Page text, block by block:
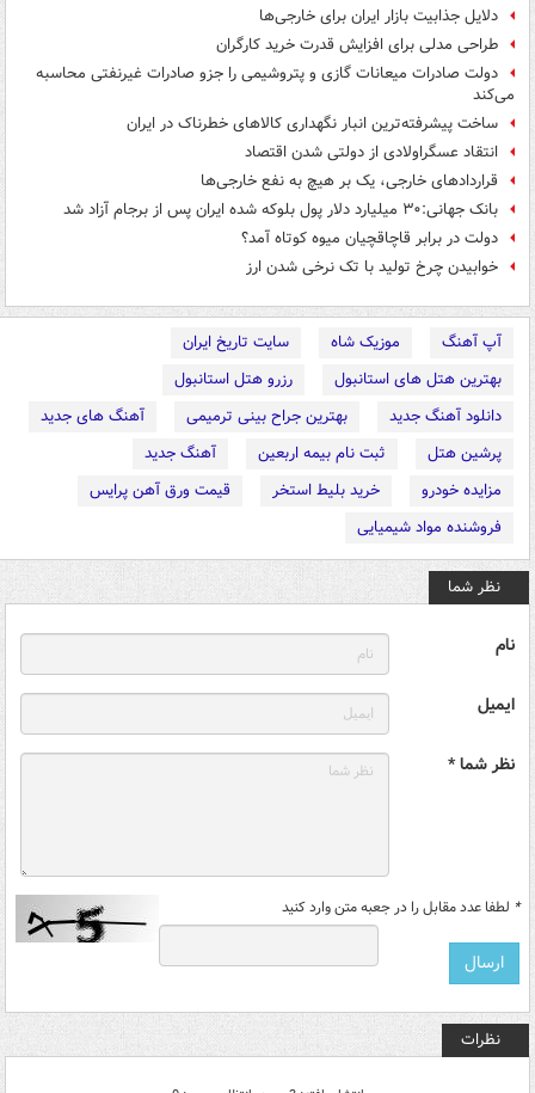
دلایل جذابیت بازار ایران برای خارجی‌ها
طراحی مدلی برای افزایش قدرت خرید کارگران
دولت صادرات میعانات گازی و پتروشیمی را جزو صادرات غیرنفتی محاسبه
می‌کند
ساخت پیشرفته‌ترین انبار نگهداری کالاهای خطرناک در ایران
انتقاد عسگراولادی از دولتی شدن اقتصاد
قراردادهای خارجی، یک بر هیچ به نفع خارجی‌ها
بانک جهانی:۳۰ میلیارد دلار پول بلوکه شده ایران پس از برجام آزاد شد
دولت در برابر قاچاقچیان میوه کوتاه آمد؟
خوابیدن چرخ تولید با تک نرخی شدن ارز
آپ آهنگ موزیک شاه
سایت تاریخ ایران
بهترین هتل های استانبول
رزرو هتل استانبول
دانلود آهنگ جدید
بهترین جراح بینی ترمیمی
آهنگ های جدید
پرشین هتل
ثبت نام بیمه اربعین
آهنگ جدید
مزایده خودرو
خرید بلیط استخر
قیمت ورق آهن پرایس
فروشنده مواد شیمیایی
نظر شما
نام
ایمیل
نظر شما *
* لطفا عدد مقابل را در جعبه متن وارد کنید
نظرات